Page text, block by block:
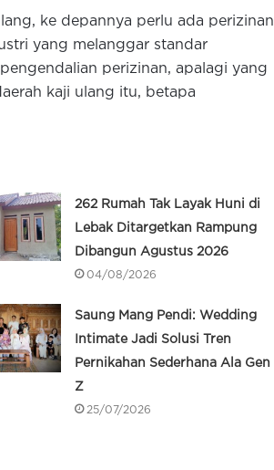
ke depannya perlu ada perizinan
yang melanggar standar
perizinan, apalagi yang
kaji ulang itu, betapa
262 Rumah Tak Layak Huni di
Lebak Ditargetkan Rampung
Dibangun Agustus 2026
04/08/2026
Saung Mang Pendi: Wedding
Intimate Jadi Solusi Tren
Pernikahan Sederhana Ala Gen
Z
25/07/2026